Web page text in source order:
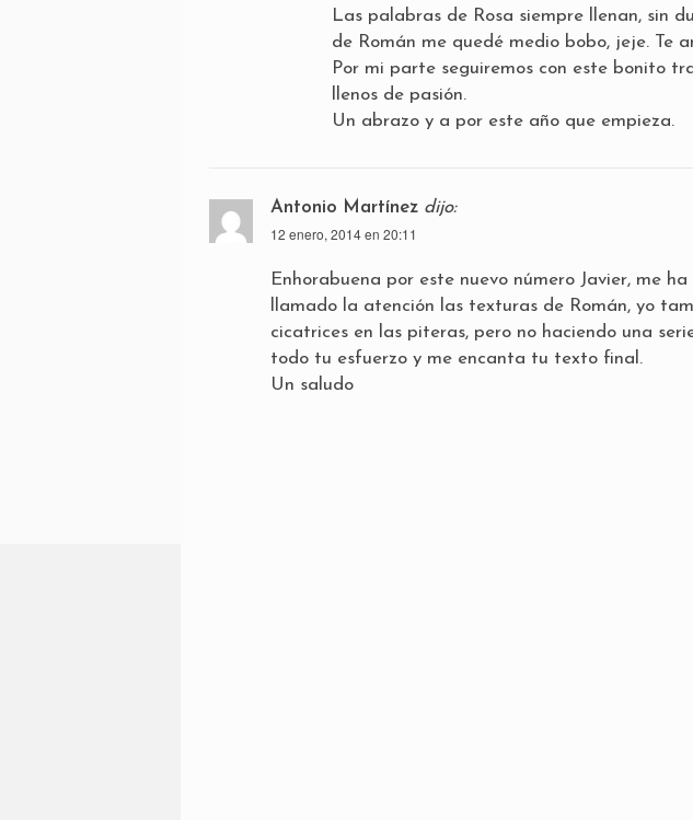
Las palabras de Rosa siempre llenan, sin
de Román me quedé medio bobo, jeje. Te
Por mi parte seguiremos con este bonito
llenos de pasión.
Un abrazo y a por este año que empieza.
Antonio Martínez dijo:
12 enero, 2014 en 20:11
Enhorabuena por este nuevo número Javier, me
llamado la atención las texturas de Román, yo
cicatrices en las piteras, pero no haciendo una
todo tu esfuerzo y me encanta tu texto final.
Un saludo